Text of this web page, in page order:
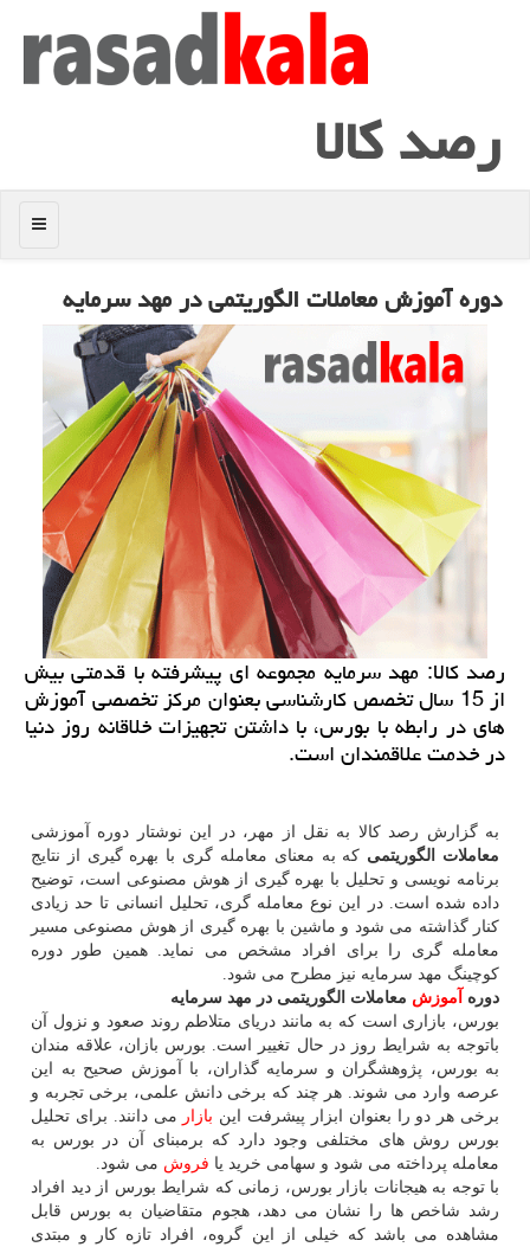
رصد كالا
منو
دوره آموزش معاملات الگوریتمی در مهد سرمایه
رصد كالا: مهد سرمایه مجموعه ای پیشرفته با قدمتی بیش
از 15 سال تخصص كارشناسی بعنوان مركز تخصصی آموزش
های در رابطه با بورس، با داشتن تجهیزات خلاقانه روز دنیا
در خدمت علاقمندان است.
به گزارش رصد کالا به نقل از مهر، در این نوشتار دوره آموزشی
معاملات الگوریتمی که به معنای معامله گری با بهره گیری از نتایج
برنامه نویسی و تحلیل با بهره گیری از هوش مصنوعی است، توضیح
داده شده است. در این نوع معامله گری، تحلیل انسانی تا حد زیادی
کنار گذاشته می شود و ماشین با بهره گیری از هوش مصنوعی مسیر
معامله گری را برای افراد مشخص می نماید. همین طور دوره
کوچینگ مهد سرمایه نیز مطرح می شود.
دوره
آموزش معاملات الگوریتمی در مهد سرمایه
بورس، بازاری است که به مانند دریای متلاطم روند صعود و نزول آن
باتوجه به شرایط روز در حال تغییر است. بورس بازان، علاقه مندان
به بورس، پژوهشگران و سرمایه گذاران، با آموزش صحیح به این
عرصه وارد می شوند. هر چند که برخی دانش علمی، برخی تجربه و
برخی هر دو را بعنوان ابزار پیشرفت این بازار می دانند. برای تحلیل
بورس روش های مختلفی وجود دارد که برمبنای آن در بورس به
معامله پرداخته می شود و سهامی خرید یا فروش می شود.
با توجه به هیجانات بازار بورس، زمانی که شرایط بورس از دید افراد
رشد شاخص ها را نشان می دهد، هجوم متقاضیان به بورس قابل
مشاهده می باشد که خیلی از این گروه، افراد تازه کار و مبتدی